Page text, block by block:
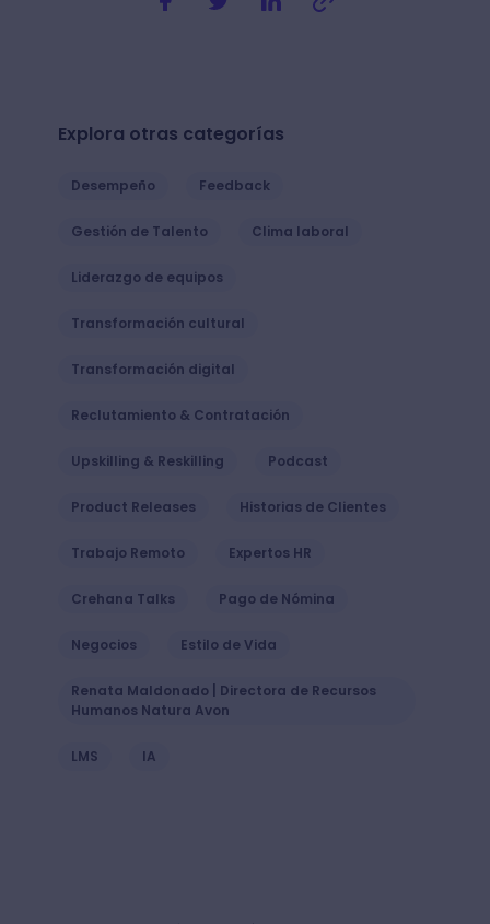
Explora otras categorías
Desempeño Feedback
Gestión de Talento Clima laboral
Liderazgo de equipos
Transformación cultural
Transformación digital
Reclutamiento & Contratación
Upskilling & Reskilling Podcast
Product Releases Historias de Clientes
Trabajo Remoto Expertos HR
Crehana Talks Pago de Nómina
Negocios Estilo de Vida
Renata Maldonado | Directora de Recursos
Humanos Natura Avon
LMS IA